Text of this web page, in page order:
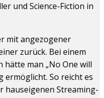
und Science-Fiction in
mit angezogener
zurück. Bei einem
man „No One will
ermöglicht. So reicht es
hauseigenen Streaming-